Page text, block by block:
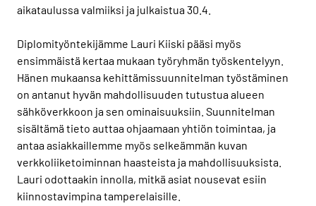
aikataulussa valmiiksi ja julkaistua 30.4.
Diplomityöntekijämme Lauri Kiiski pääsi myös
ensimmäistä kertaa mukaan työryhmän työskentelyyn.
Hänen mukaansa kehittämissuunnitelman työstäminen
on antanut hyvän mahdollisuuden tutustua alueen
sähköverkkoon ja sen ominaisuuksiin. Suunnitelman
sisältämä tieto auttaa ohjaamaan yhtiön toimintaa, ja
antaa asiakkaillemme myös selkeämmän kuvan
verkkoliiketoiminnan haasteista ja mahdollisuuksista.
Lauri odottaakin innolla, mitkä asiat nousevat esiin
kiinnostavimpina tamperelaisille.